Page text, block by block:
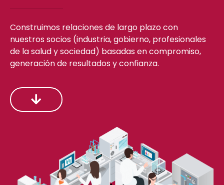
Construimos relaciones de largo plazo con
nuestros socios (industria, gobierno, profesionales
de la salud y sociedad) basadas en compromiso,
generación de resultados y confianza.